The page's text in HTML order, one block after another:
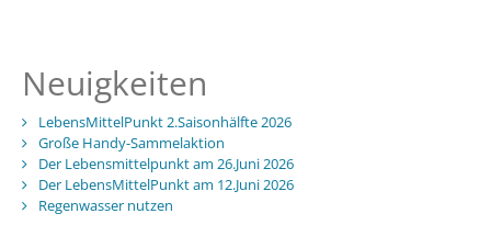
Neuigkeiten
LebensMittelPunkt 2.Saisonhälfte 2026
Große Handy-Sammelaktion
Der Lebensmittelpunkt am 26.Juni 2026
Der LebensMittelPunkt am 12.Juni 2026
Regenwasser nutzen